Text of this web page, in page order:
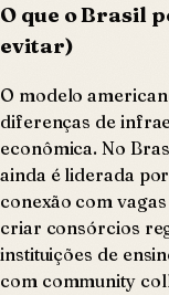
O que o Brasil
evitar)
O modelo
diferenças de
econômica. No
ainda é liderada
conexão com
criar consórcios
instituições de
com community